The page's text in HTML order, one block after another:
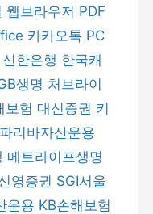
웹브라우저 PDF
카카오톡 PC
신한은행 한국캐
생명 처브라이
보험 대신증권 키
리바자산운용
메트라이프생명
영증권 SGI서울
운용 KB손해보험